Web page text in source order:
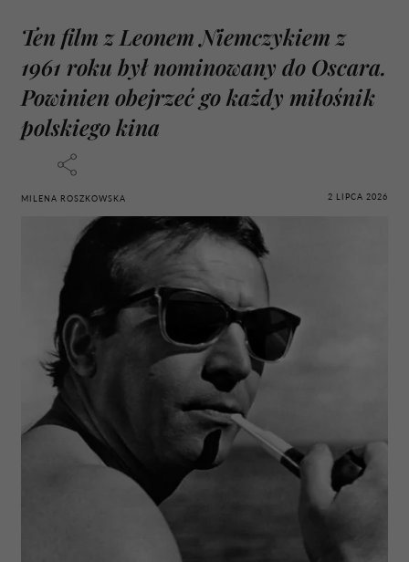
Ten film z Leonem Niemczykiem z
1961 roku był nominowany do Oscara.
Powinien obejrzeć go każdy miłośnik
polskiego kina
MILENA ROSZKOWSKA 2 LIPCA 2026